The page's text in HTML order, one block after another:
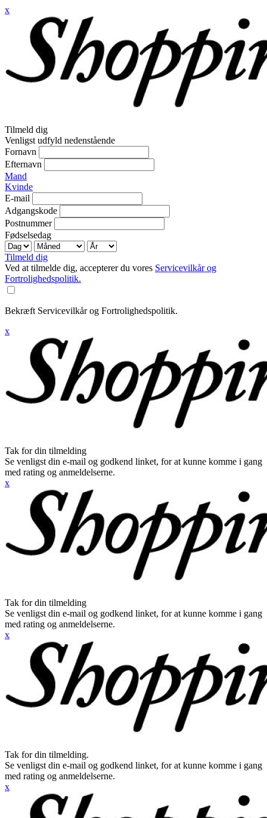
x
Tilmeld dig
Venligst udfyld nedenstående
Fornavn
Efternavn
Mand
Kvinde
E-mail
Adgangskode
Postnummer
Fødselsedag
Tilmeld dig
Ved at tilmelde dig, accepterer du vores Servicevilkår og
Fortrolighedspolitik.
Bekræft Servicevilkår og Fortrolighedspolitik.
x
Tak for din tilmelding
Se venligst din e-mail og godkend linket, for at kunne komme i gang
med rating og anmeldelserne.
x
Tak for din tilmelding
Se venligst din e-mail og godkend linket, for at kunne komme i gang
med rating og anmeldelserne.
x
Tak for din tilmelding.
Se venligst din e-mail og godkend linket, for at kunne komme i gang
med rating og anmeldelserne.
x